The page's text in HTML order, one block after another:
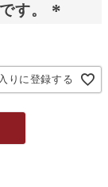
す。
須
)
りに登録する